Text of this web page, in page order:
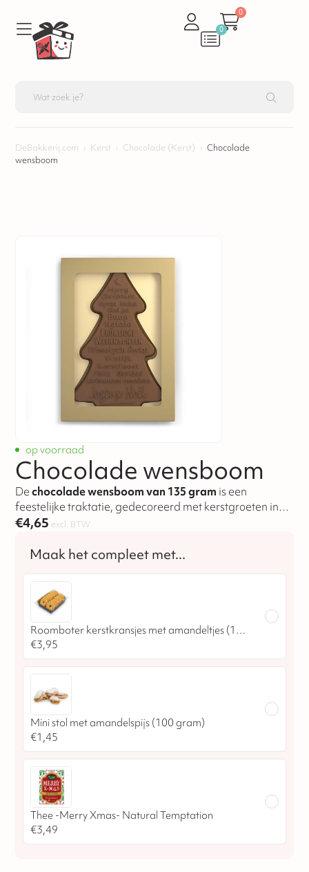
0
0
DeBakkerij.com › Kerst › Chocolade (Kerst) › Chocolade
wensboom
op voorraad
Chocolade wensboom
Dechocolade wensboom van 135 gram is een
feestelijke traktatie, gedecoreerd met kerstgroeten in
verschillende talen en verpakt in een stijlvol
€4,65 excl. BTW
Roomboter kerstkransjes met amandeltjes (175 gram)
€3,95
Mini stol met amandelspijs (100 gram)
€1,45
Thee -Merry Xmas- Natural Temptation
€3,49